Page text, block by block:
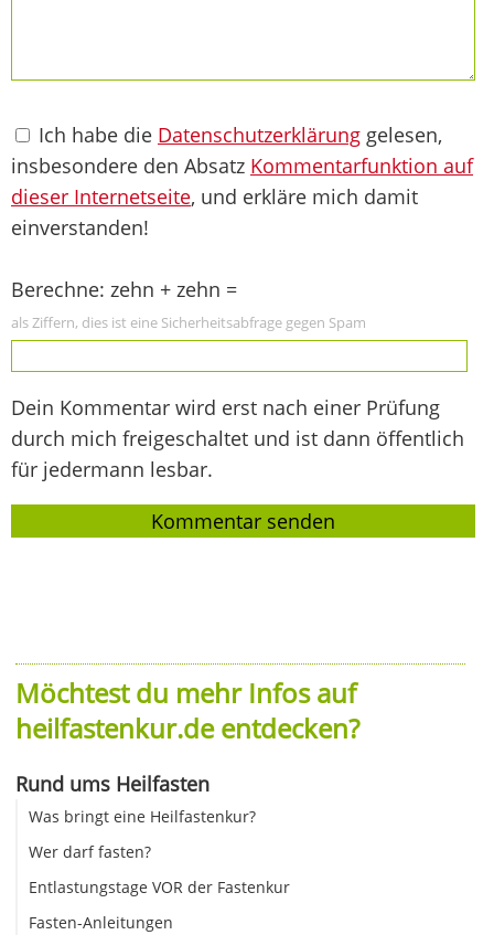
Ich habe die Datenschutzerklärung gelesen,
insbesondere den Absatz Kommentarfunktion auf
dieser Internetseite, und erkläre mich damit
einverstanden!
Berechne: zehn + zehn =
als Ziffern, dies ist eine Sicherheitsabfrage gegen Spam
Dein Kommentar wird erst nach einer Prüfung
durch mich freigeschaltet und ist dann öffentlich
für jedermann lesbar.
Möchtest du mehr Infos auf
heilfastenkur.de entdecken?
Rund ums Heilfasten
Was bringt eine Heilfastenkur?
Wer darf fasten?
Entlastungstage VOR der Fastenkur
Fasten-Anleitungen